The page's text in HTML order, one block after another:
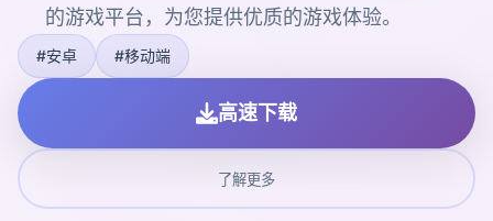
的游戏平台，为您提供优质的游戏体验。
#安卓 #移动端
高速下载
了解更多